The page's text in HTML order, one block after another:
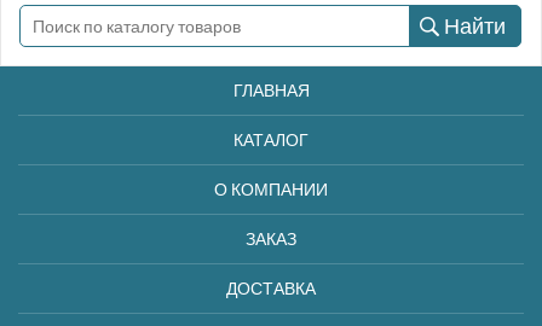
Найти
ГЛАВНАЯ
КАТАЛОГ
О КОМПАНИИ
ЗАКАЗ
ДОСТАВКА